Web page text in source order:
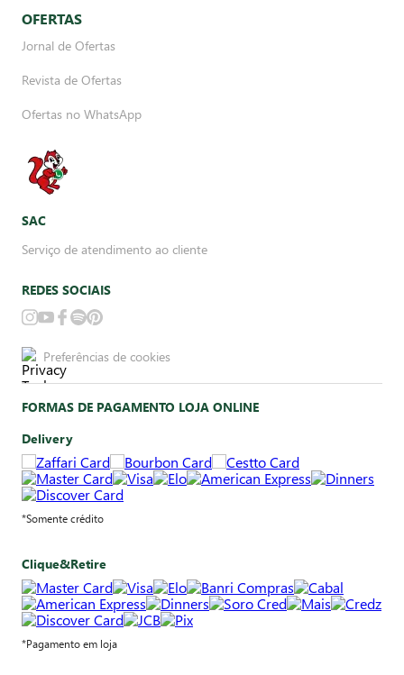
OFERTAS
Jornal de Ofertas
Revista de Ofertas
Ofertas no WhatsApp
SAC
Serviço de atendimento ao cliente
REDES SOCIAIS
Preferências de cookies
FORMAS DE PAGAMENTO LOJA ONLINE
Delivery
*Somente crédito
Clique&Retire
*Pagamento em loja